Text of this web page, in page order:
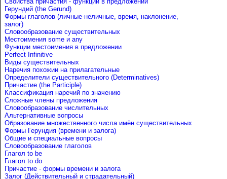
Герундий (the Gerund)
Формы глаголов (личные-неличные, время, наклонение,
залог)
Словообразование существительных
Местоимения some и any
Функции местоимения в предложении
Perfect Infinitive
Виды существительных
Наречия похожии на прилагательные
Определители существительного (Determinatives)
Причастие (the Participle)
Классификация наречий по значению
Сложные члены предложения
Словообразование числительных
Альтернативные вопросы
Образование множественного числа имён существительных
Формы Герундия (времени и залога)
Общие и специальные вопросы
Словообразование глаголов
Глагол to be
Глагол to do
Причастие - формы времени и залога
Залог (Действительный и страдательный)